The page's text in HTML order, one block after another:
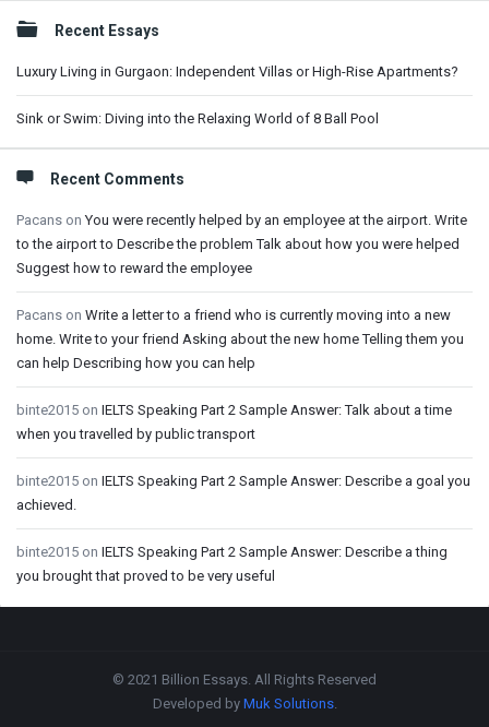
Sidebar
Recent Essays
Luxury Living in Gurgaon: Independent Villas or High-Rise Apartments?
Sink or Swim: Diving into the Relaxing World of 8 Ball Pool
Recent Comments
Pacans onYou were recently helped by an employee at the airport. Write
to the airport to Describe the problem Talk about how you were helped
Suggest how to reward the employee
Pacans on Write a letter to a friend who is currently moving into a new
home. Write to your friend Asking about the new home Telling them you
can help Describing how you can help
binte2015 on IELTS Speaking Part 2 Sample Answer: Talk about a time
when you travelled by public transport
binte2015 on IELTS Speaking Part 2 Sample Answer: Describe a goal you
achieved.
binte2015 on IELTS Speaking Part 2 Sample Answer: Describe a thing
you brought that proved to be very useful
© 2021 Billion Essays. All Rights Reserved
Developed by Muk Solutions.